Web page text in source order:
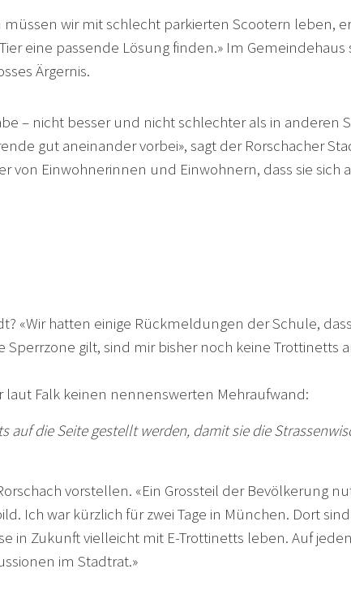
wir mit schlecht parkierten Scootern leben,
eine passende Lösung finden.» Im
Ärgernis.
– nicht besser und nicht schlechter als in
gut aneinander vorbei», sagt der Rorschacher
von Einwohnerinnen und Einwohnern, dass sie sich
«Wir hatten einige Rückmeldungen der Schule,
Sperrzone gilt, sind mir bisher noch keine
Falk keinen nennenswerten Mehraufwand:
auf die Seite gestellt werden, damit sie die
vorstellen. «Ein Grossteil der Bevölkerung
Ich war kürzlich für zwei Tage in München. Dort
in Zukunft vielleicht mit E-Trottinetts leben. Auf
im Stadtrat.»